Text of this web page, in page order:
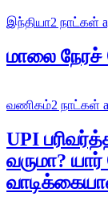
இந்தியா2 நாட்கள்
மாலை நேரச்
வணிகம்2 நாட்கள்
UPI
வருமா?